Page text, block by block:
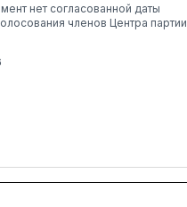
нет согласованной даты
членов Центра партии